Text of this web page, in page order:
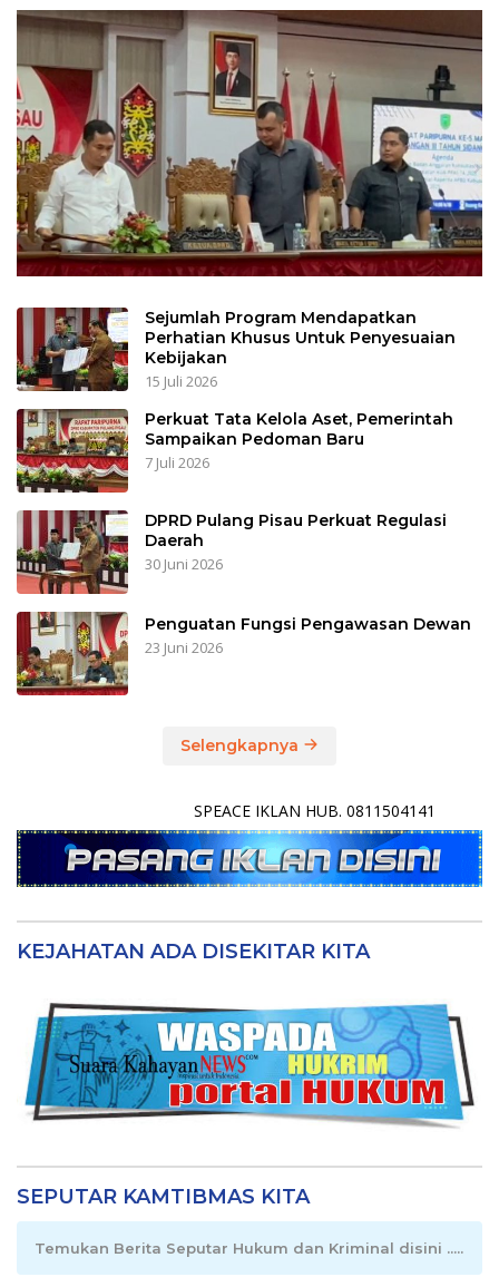
Sejumlah Program Mendapatkan
Perhatian Khusus Untuk Penyesuaian
Kebijakan
15 Juli 2026
Perkuat Tata Kelola Aset, Pemerintah
Sampaikan Pedoman Baru
7 Juli 2026
DPRD Pulang Pisau Perkuat Regulasi
Daerah
30 Juni 2026
Penguatan Fungsi Pengawasan Dewan
23 Juni 2026
Selengkapnya
SPEACE IKLAN HUB. 0811504141
KEJAHATAN ADA DISEKITAR KITA
SEPUTAR KAMTIBMAS KITA
Temukan Berita Seputar Hukum dan Kriminal disini .....